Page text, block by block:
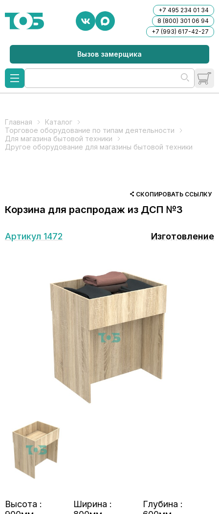
+7 495 234 01 34
8 (800) 301 06 94
+7 (993) 617-42-27
Вызов замерщика
Главная
Каталог
Торговое оборудование по типам деятельности
Для магазина бытовой техники
Другое оборудование для магазины бытовой техники
СКОПИРОВАТЬ ССЫЛКУ
Корзина для распродаж из ДСП №3
Артикул 1472 Изготовление
Высота :
Ширина :
Глубина :